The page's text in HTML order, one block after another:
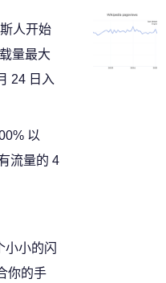
人开始
量最大
24 日入
以
流量的 4
小小的闪
你的手